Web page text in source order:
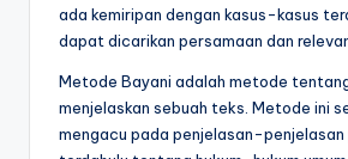
ada kemiripan dengan kasus-kasus
dapat dicarikan persamaan dan
Metode Bayani adalah metode
menjelaskan sebuah teks. Metode ini
mengacu pada penjelasan-penjelasan